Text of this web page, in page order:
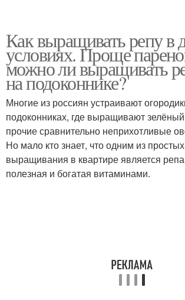
Как выращивать репу в
условиях. Проще
можно ли выращивать
на подоконнике?
Многие из россиян устраивают
подоконниках, где выращивают зелёный
прочие сравнительно неприхотливые
Но мало кто знает, что одним из
выращивания в квартире является
полезная и богатая витаминами.